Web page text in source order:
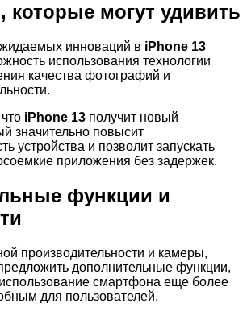
которые могут удивить
инноваций в iPhone 13
использования технологии
качества фотографий и
iPhone 13 получит новый
значительно повысит
устройства и позволит запускать
приложения без задержек.
функции и
производительности и камеры,
дополнительные функции,
смартфона еще более
для пользователей.